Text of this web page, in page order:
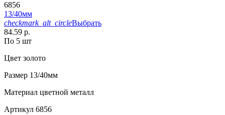
6856
13/40мм
checkmark_alt_circleВыбрать
84.59 р.
По 5 шт
Цвет золото
Размер 13/40мм
Материал цветной металл
Артикул 6856